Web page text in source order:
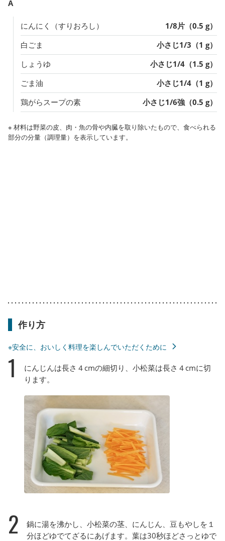
A
にんにく（すりおろし）
1/8片（0.5 g）
白ごま
小さじ1/3（1 g）
しょうゆ
小さじ1/4（1.5 g）
ごま油
小さじ1/4（1 g）
鶏がらスープの素
小さじ1/6強（0.5 g）
※ 材料は野菜の皮、肉・魚の骨や内臓を取り除いたもので、食べられる
部分の分量（調理量）を表示しています。
作り方
※安全に、おいしく料理を楽しんでいただくために
1
にんじんは長さ４cmの細切り、小松菜は長さ４cmに切
ります。
2
鍋に湯を沸かし、小松菜の茎、にんじん、豆もやしを１
分ほどゆでてざるにあげます。葉は30秒ほどさっとゆで